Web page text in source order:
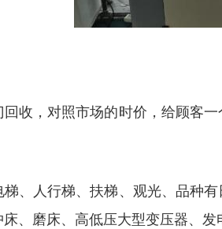
收，对照市场的时价，给顾客
、人行梯、扶梯、观光、品种
、磨床、高低压大型变压器、发